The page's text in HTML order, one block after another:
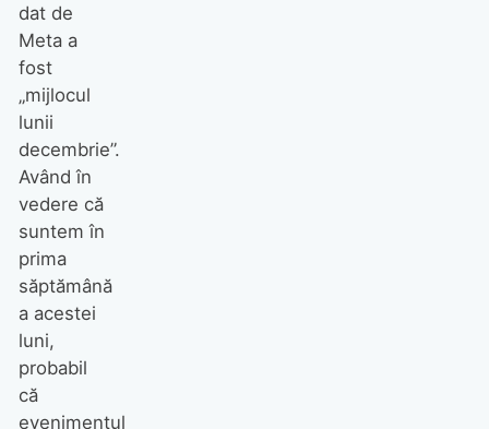
dat de
Meta a
fost
„mijlocul
lunii
decembrie”.
Având în
vedere că
suntem în
prima
săptămână
a acestei
luni,
probabil
că
evenimentul